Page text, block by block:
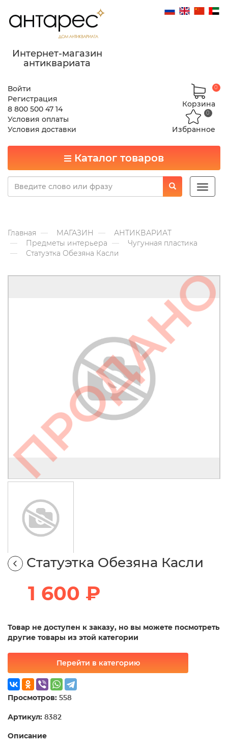
Интернет-магазин
антиквариата
Войти
Регистрация
8 800 500 47 14
Условия оплаты
Условия доставки
Корзина
0
Избранное
0
Каталог товаров
Toggle
Главная МАГАЗИН
АНТИКВАРИАТ
Предметы интерьера
Чугунная пластика
Статуэтка Обезяна Касли
Статуэтка Обезяна Касли
1 600 ₽
Товар не доступен к заказу, но вы можете посмотреть
другие товары из этой категории
Перейти в категорию
Просмотров: 558
Артикул: 8382
Описание